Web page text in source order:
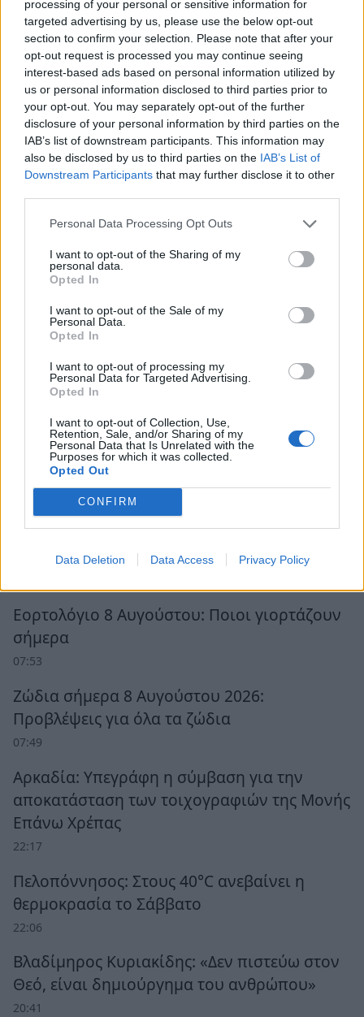
processing of your personal or sensitive information for
targeted advertising by us, please use the below opt-out
section to confirm your selection. Please note that after your
opt-out request is processed you may continue seeing
interest-based ads based on personal information utilized by
us or personal information disclosed to third parties prior to
your opt-out. You may separately opt-out of the further
disclosure of your personal information by third parties on the
IAB’s list of downstream participants. This information may
also be disclosed by us to third parties on the IAB’s List of
Downstream Participants that may further disclose it to other
Personal Data Processing Opt Outs
I want to opt-out of the Sharing of my
personal data.
Opted In
I want to opt-out of the Sale of my
Personal Data.
Opted In
I want to opt-out of processing my
Personal Data for Targeted Advertising.
Opted In
I want to opt-out of Collection, Use,
Retention, Sale, and/or Sharing of my
Personal Data that Is Unrelated with the
Purposes for which it was collected.
Opted Out
CONFIRM
Data Deletion Data Access Privacy Policy
Ροή Ειδήσεων
Εορτολόγιο 8 Αυγούστου: Ποιοι γιορτάζουν
σήμερα
07:53
Ζώδια σήμερα 8 Αυγούστου 2026:
Προβλέψεις για όλα τα ζώδια
07:49
Αρκαδία: Υπεγράφη η σύμβαση για την
αποκατάσταση των τοιχογραφιών της Μονής
Επάνω Χρέπας
22:17
Πελοπόννησος: Στους 40°C ανεβαίνει η
θερμοκρασία το Σάββατο
22:06
Βλαδίμηρος Κυριακίδης: «Δεν πιστεύω στον
Θεό, είναι δημιούργημα του ανθρώπου»
20:41